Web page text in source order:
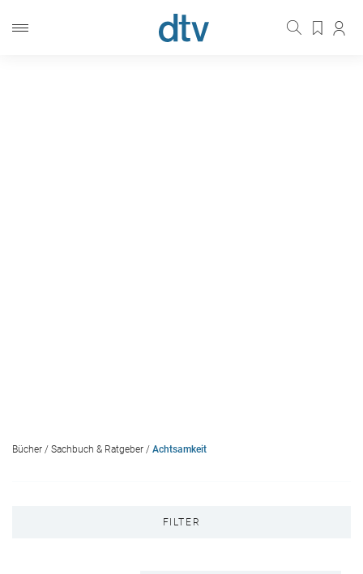
Bücher / Sachbuch & Ratgeber / Achtsamkeit
FILTER